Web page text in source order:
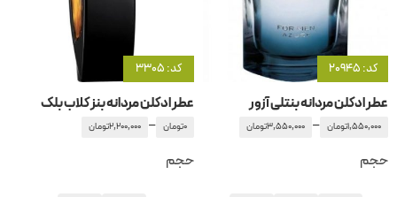
کد: 20945
عطر ادکلن مردانه بنتلی آزور
1,550,000تومان –
3,550,000تومان
حجم
کد: 3305
عطر ادکلن مردانه بنز کلاب بلک
0تومان –
2,200,000تومان
حجم